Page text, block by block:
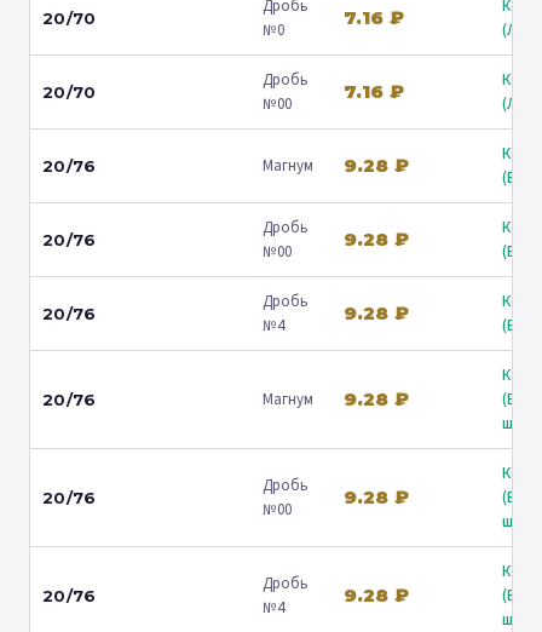
20/70
Дробь
№0
7.16 ₽
20/70
Дробь
№00
7.16 ₽
20/76 Магнум 9.28 ₽
20/76
Дробь
№00
9.28 ₽
20/76
Дробь
№4
9.28 ₽
20/76 Магнум 9.28 ₽
ш.) ↗
20/76
Дробь
№00
9.28 ₽
ш.) ↗
20/76
Дробь
№4
9.28 ₽
ш.) ↗